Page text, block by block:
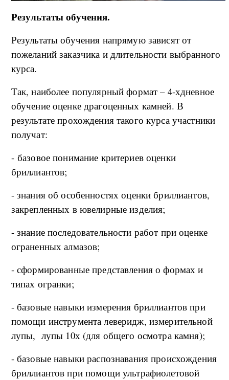
Результаты обучения.
Результаты обучения напрямую зависят от
пожеланий заказчика и длительности выбранного
курса.
Так, наиболее популярный формат – 4-хдневное
обучение оценке драгоценных камней. В
результате прохождения такого курса участники
получат:
- базовое понимание критериев оценки
бриллиантов;
- знания об особенностях оценки бриллиантов,
закрепленных в ювелирные изделия;
- знание последовательности работ при оценке
ограненных алмазов;
- сформированные представления о формах и
типах огранки;
- базовые навыки измерения бриллиантов при
помощи инструмента леверидж, измерительной
лупы, лупы 10х (для общего осмотра камня);
- базовые навыки распознавания происхождения
бриллиантов при помощи ультрафиолетовой